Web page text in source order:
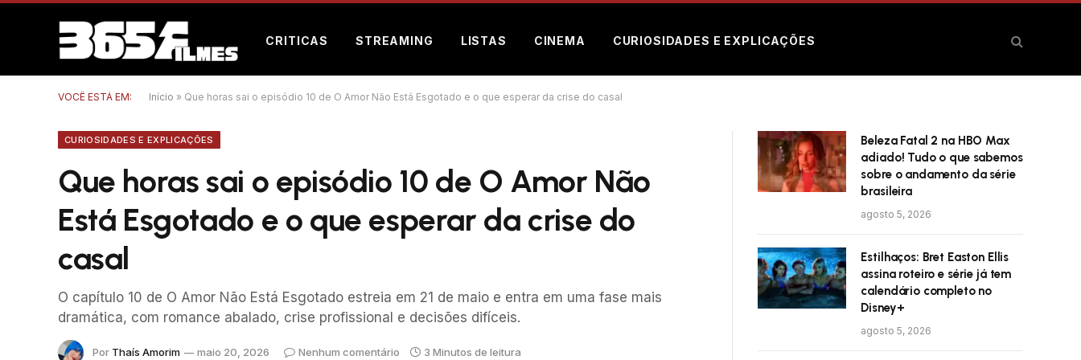
CRITICAS STREAMING LISTAS CINEMA CURIOSIDADES E EXPLICAÇÕES
VOCÊ ESTÁ EM: Início » Que horas sai o episódio 10 de O Amor Não Está Esgotado e o que esperar da crise do casal
CURIOSIDADES E EXPLICAÇÕES
Que horas sai o episódio 10 de O Amor Não
Está Esgotado e o que esperar da crise do
casal
O capítulo 10 de O Amor Não Está Esgotado estreia em 21 de maio e entra em uma fase mais
dramática, com romance abalado, crise profissional e decisões difíceis.
Por Thaís Amorim maio 20, 2026 Nenhum comentário 3 Minutos de leitura
Beleza Fatal 2 na HBO Max
adiado! Tudo o que sabemos
sobre o andamento da série
brasileira
agosto 5, 2026
Estilhaços: Bret Easton Ellis
assina roteiro e série já tem
calendário completo no
Disney+
agosto 5, 2026